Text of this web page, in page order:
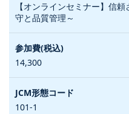
【オンラインセミナー】信
守と品質管理～
14,300
101-1